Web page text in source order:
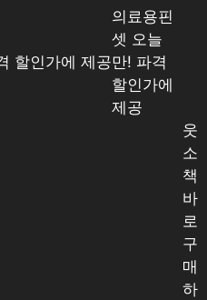
의료용핀
셋 오늘
만! 파격
할인가에
제공
웃
소
책
바
로
구
매
하